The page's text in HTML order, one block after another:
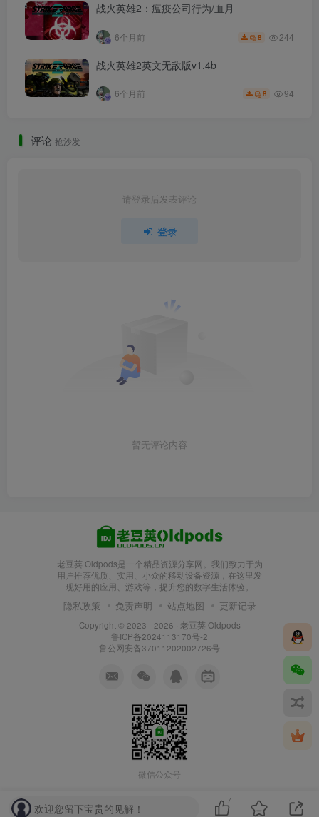
战火英雄2：瘟疫公司行为/血月
6个月前 8 244
战火英雄2英文无敌版v1.4b
6个月前 8 94
评论 抢沙发
请登录后发表评论
登录
暂无评论内容
老豆荚 Oldpods是一个精品资源分享网。我们致力于为
用户推荐优质、实用、小众的移动设备资源，在这里发
现好用的应用、游戏等，提升您的数字生活体验。
隐私政策 免责声明 站点地图 更新记录
Copyright © 2023 - 2026 · 老豆荚 Oldpods
鲁ICP备2024113170号-2
鲁公网安备37011202002726号
微信公众号
欢迎您留下宝贵的见解！
7